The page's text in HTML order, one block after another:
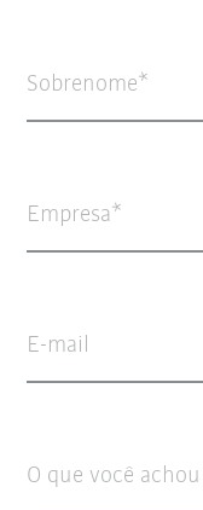
Sobrenome
Empresa
E-mail